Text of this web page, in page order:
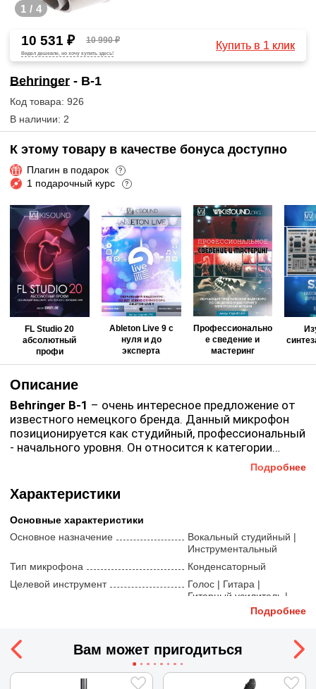
1 / 4
10 531 ₽ 10 990 ₽
Видел дешевле, но хочу купить здесь!
Купить в 1 клик
Behringer - B-1
Код товара: 926
В наличии: 2
К этому товару в качестве бонуса доступно
Плагин в подарок ?
1 подарочный курс ?
FL Studio 20
абсолютный
профи
Ableton Live 9 с
нуля и до
эксперта
Профессионально
е сведение и
мастеринг
Описание
Behringer B-1 – очень интересное предложение от
известного немецкого бренда. Данный микрофон
позиционируется как студийный, профессиональный
- начального уровня. Он относится к категории
микрофонов с большой мембраной размером в 1".
За преобразование звуковых волн в электрический
сигнал отвечает качественный конденсаторный
капсюль. Мембрана позолоченная.
одинаково хорош как для
Очень часто данное решение используется в
качестве вспомогательного студийного и
эстрадного инструментального микрофона.
Behringer B-1выдерживает значительное звуковое
давление, поэтому его можно размещать в
непосредственной близости к источнику звука.
Behringer B-1– микрофон с очень ровной АЧХ и
низким показателем собственного шума. В
комплекте имеется эластичный подвес, мягкая
ветрозащита и транспортировочный кейс.
Подробнее
Характеристики
Основные характеристики
Основное назначение
Вокальный студийный |
Инструментальный
Тип микрофона
Конденсаторный
Целевой инструмент
Голос | Гитара |
Гитарный усилитель |
Духовые | Струнные
Тип установки
Направленность
Подробнее
Вам может пригодиться